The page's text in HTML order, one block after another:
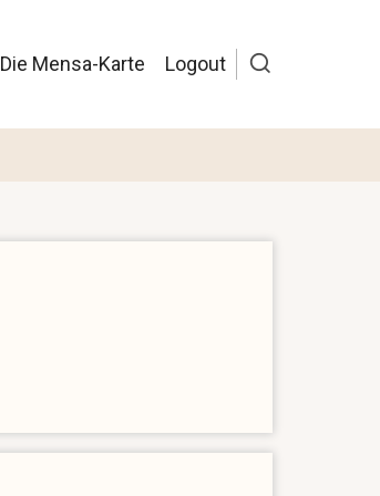
Die Mensa-Karte Logout